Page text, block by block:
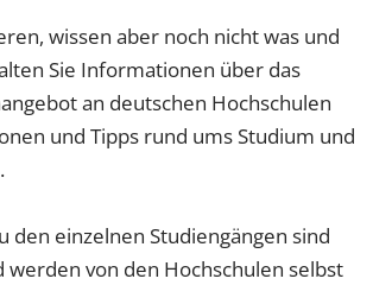
wissen aber noch nicht was und
Sie Informationen über das
an deutschen Hochschulen
und Tipps rund ums Studium und
den einzelnen Studiengängen sind
werden von den Hochschulen selbst